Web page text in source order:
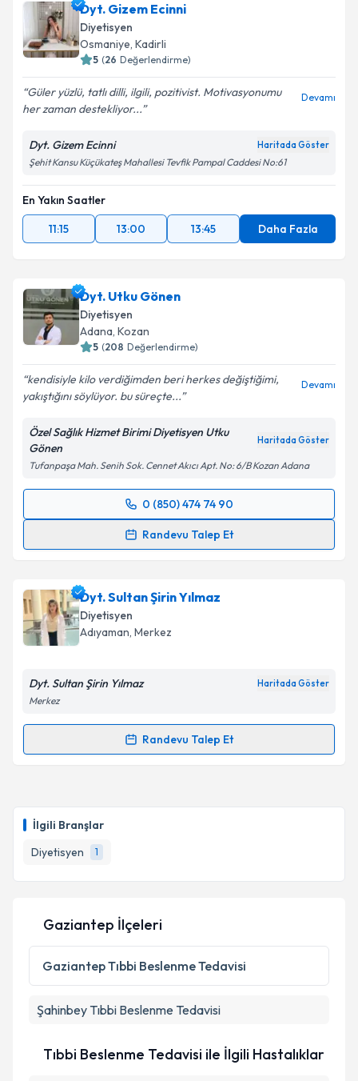
İlgili Branşlar
Diyetisyen
1
Dyt. Gizem Ecinni
Diyetisyen
Osmaniye, Kadirli
5 (26 Değerlendirme)
Güler yüzlü, tatlı dilli, ilgili, pozitivist. Motivasyonumu
her zaman destekliyor...
Devamı
Dyt. Gizem Ecinni Haritada Göster
Şehit Kansu Küçükateş Mahallesi Tevfik Pampal Caddesi No:61
En Yakın Saatler
11:15
13:00 13:45 Daha Fazla
Dyt. Utku Gönen
Diyetisyen
Adana, Kozan
5 (208 Değerlendirme)
kendisiyle kilo verdiğimden beri herkes değiştiğimi,
yakıştığını söylüyor. bu süreçte...
Devamı
Özel Sağlık Hizmet Birimi Diyetisyen Utku
Gönen
Haritada Göster
​Tufanpaşa Mah. Senih Sok. Cennet Akıcı Apt. No: 6/B Kozan Adana
0 (850) 474 74 90
Randevu Talep Et
Randevu Takvimi Talebi
takvim hazırlandığında e-posta ile bilgilendireceğiz.
E-posta Adresiniz
Metni'ni okudum ve kişisel verilerimin belirtilen
kapsamda işlenmesini kabul ediyorum.
Dyt. Sultan Şirin Yılmaz
Diyetisyen
Adıyaman, Merkez
Dyt. Sultan Şirin Yılmaz Haritada Göster
Merkez
Randevu Talep Et
Randevu Takvimi Talebi
takvim hazırlandığında e-posta ile bilgilendireceğiz.
E-posta Adresiniz
Kişisel verilerimin işlenmesine ilişkinAydınlatma
Metni
'ni okudum ve kişisel verilerimin belirtilen
kapsamda işlenmesini kabul ediyorum.
Gaziantep İlçeleri
GaziantepTıbbi Beslenme Tedavisi
Şahinbey Tıbbi Beslenme Tedavisi
Tıbbi Beslenme Tedavisi ile İlgili Hastalıklar